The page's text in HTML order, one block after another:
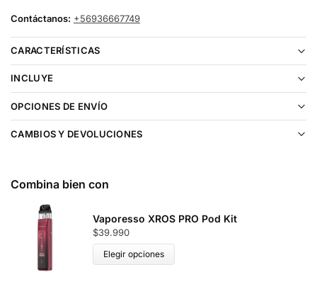
Contáctanos: +56936667749
CARACTERÍSTICAS
INCLUYE
OPCIONES DE ENVÍO
CAMBIOS Y DEVOLUCIONES
Combina bien con
Vaporesso XROS PRO Pod Kit
$39.990
Elegir opciones